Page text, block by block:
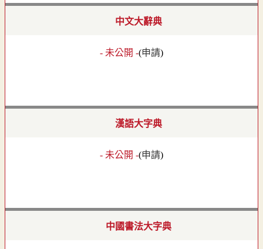
中文大辭典
- 未公開 -(申請)
漢語大字典
- 未公開 -(申請)
中國書法大字典